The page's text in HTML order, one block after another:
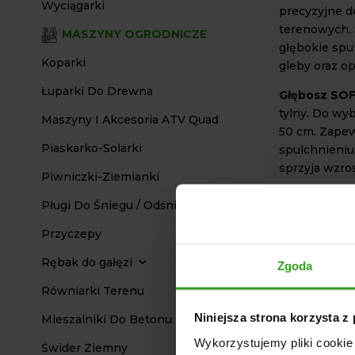
Zgoda
Niniejsza strona korzysta z
Wykorzystujemy pliki
Wyciągarki
MASZYNY OGRODNICZE
Koparki
Łuparki Do Drewna
Maszyny I Akcesoria ATV Quad
Piaskarko-Solarki
Piwniczki-Ziemianki
Pługi Do Śniegu / Odśnieżarki
Przyczepy
Rębak do gałęzi
Równiarki Terenu
Mieszalniki Do Betonu
Świder Ziemny
precyzyjne
terenowych.
głębokie
gleby oraz
Głębosz
tylny. Do
50 cm.
sprzyja
Regulacja
Czyścik